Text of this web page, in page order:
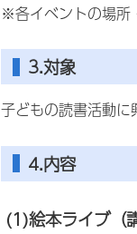
※各イベントの場所
3.対象
子どもの読書活動に
4.内容
(1)絵本ライブ（